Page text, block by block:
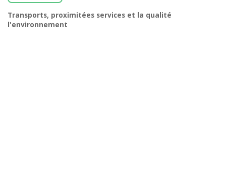
Transports, proximitées services et la qualité
l'environnement